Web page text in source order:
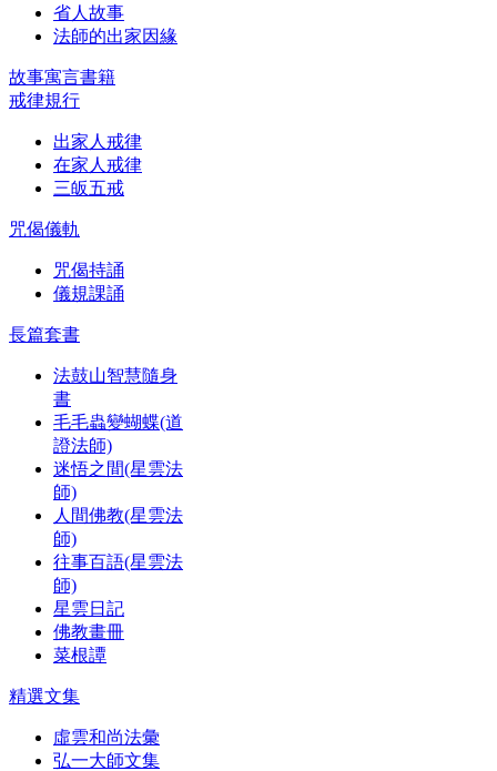
省人故事
法師的出家因緣
故事寓言書籍
戒律規行
出家人戒律
在家人戒律
三皈五戒
咒偈儀軌
咒偈持誦
儀規課誦
長篇套書
法鼓山智慧隨身
書
毛毛蟲變蝴蝶(道
證法師)
迷悟之間(星雲法
師)
人間佛教(星雲法
師)
往事百語(星雲法
師)
星雲日記
佛教畫冊
菜根譚
精選文集
虛雲和尚法彙
弘一大師文集